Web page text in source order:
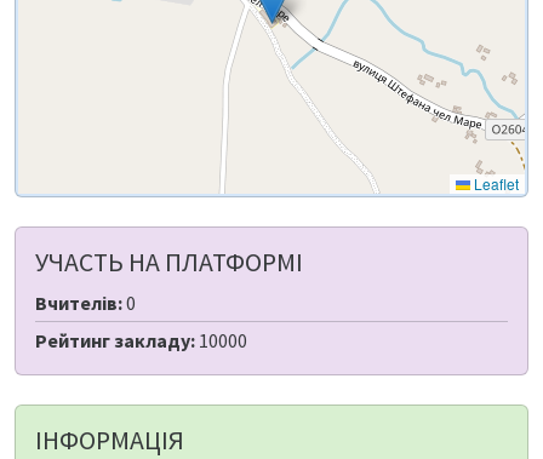
Leaflet
УЧАСТЬ НА ПЛАТФОРМІ
Вчителів:0
Рейтинг закладу: 10000
ІНФОРМАЦІЯ